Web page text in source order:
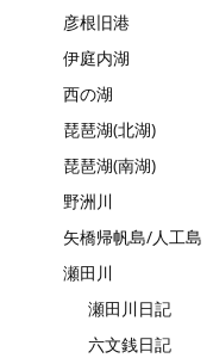
彦根旧港
伊庭内湖
西の湖
琵琶湖(北湖)
琵琶湖(南湖)
野洲川
矢橋帰帆島/人工島
瀬田川
瀬田川日記
六文銭日記